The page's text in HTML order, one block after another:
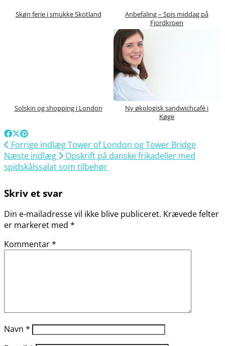
Skøn ferie i smukke Skotland
Anbefaling – Spis middag på
Fjordkroen
Solskin og shopping i London
Ny økologisk sandwichcafé i
Køge
Forrige indlægTower of London og Tower Bridge
Næste indlæg
Opskrift på danske frikadeller med
spidskålssalat som tilbehør
Skriv et svar
Din e-mailadresse vil ikke blive publiceret. Krævede felter
er markeret med *
Kommentar*
Navn *